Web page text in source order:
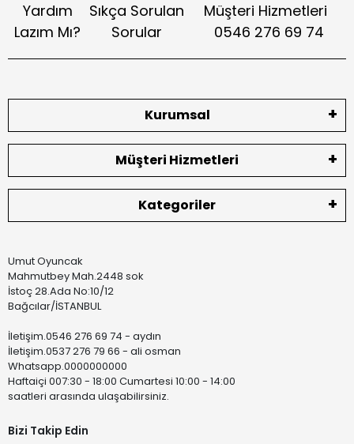
Yardım
Lazım Mı?
Sıkça Sorulan
Sorular
Müşteri Hizmetleri
0546 276 69 74
Kurumsal
Müşteri Hizmetleri
Kategoriler
Umut Oyuncak
Mahmutbey Mah.2448 sok
İstoç 28.Ada No:10/12
Bağcılar/İSTANBUL
İletişim.0546 276 69 74 - aydın
İletişim.0537 276 79 66 - ali osman
Whatsapp.0000000000
Haftaiçi 007:30 - 18:00 Cumartesi 10:00 - 14:00
saatleri arasında ulaşabilirsiniz.
Bizi Takip Edin